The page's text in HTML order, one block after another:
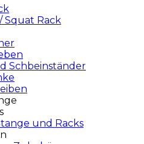
Squat Rack
Schbeinständer
und Racks